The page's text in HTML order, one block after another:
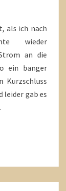
als ich nach
wieder
an die
ein banger
Kurzschluss
leider gab es